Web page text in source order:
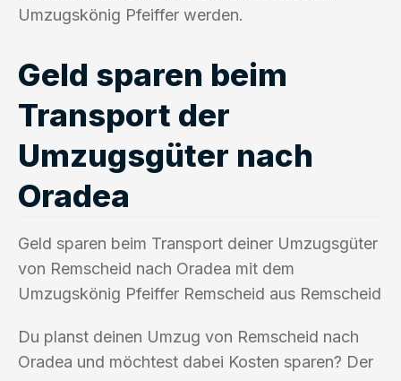
Umzugskönig Pfeiffer werden.
Geld sparen beim
Transport der
Umzugsgüter nach
Oradea
Geld sparen beim Transport deiner Umzugsgüter
von Remscheid nach Oradea mit dem
Umzugskönig Pfeiffer Remscheid aus Remscheid
Du planst deinen Umzug von Remscheid nach
Oradea und möchtest dabei Kosten sparen? Der